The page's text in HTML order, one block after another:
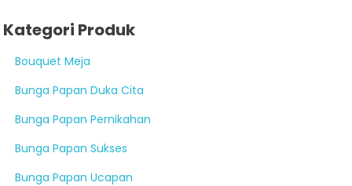
Kategori Produk
Bouquet Meja
Bunga Papan Duka Cita
Bunga Papan Pernikahan
Bunga Papan Sukses
Bunga Papan Ucapan